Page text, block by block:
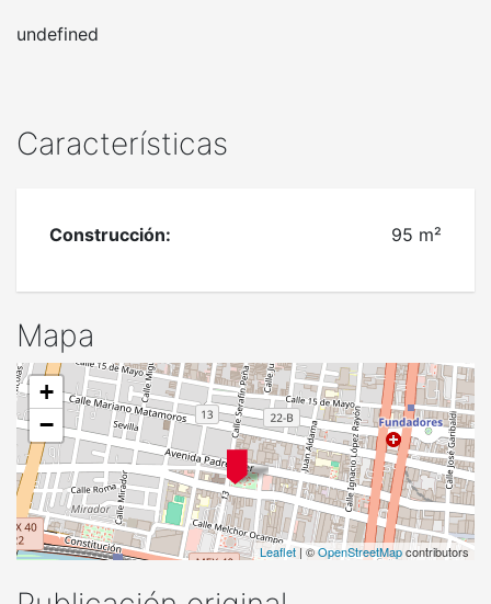
Características
Construcción: 95 m²
Mapa
+
−
Leaflet| ©OpenStreetMapcontributors
undefined